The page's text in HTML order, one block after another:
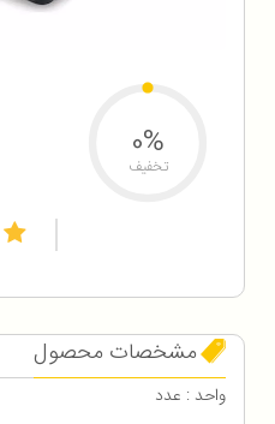
0%
تخفیف
مشخصات محصول
واحد : عدد